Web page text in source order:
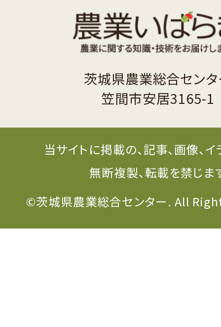
茨城県農業総合セン
笠間市安居3165-1
当サイトに掲載の、記事、画像、
無断複製、転載を禁じま
©茨城県農業総合センター. All